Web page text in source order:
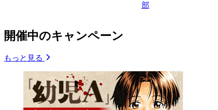
部
開催中のキャンペーン
もっと見る